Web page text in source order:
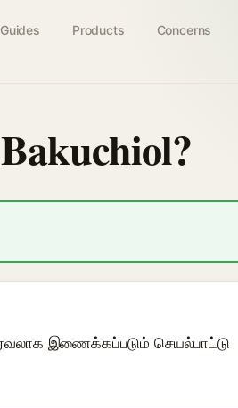
Guides Products Concerns
இணைக்கப்படும் செயல்பாட்டு